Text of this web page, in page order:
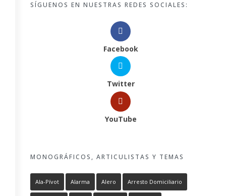
SÍGUENOS EN NUESTRAS REDES SOCIALES:
Facebook
Twitter
YouTube
MONOGRÁFICOS, ARTICULISTAS Y TEMAS
Ala-Pívot Alarma Alero Arresto Domiciliario